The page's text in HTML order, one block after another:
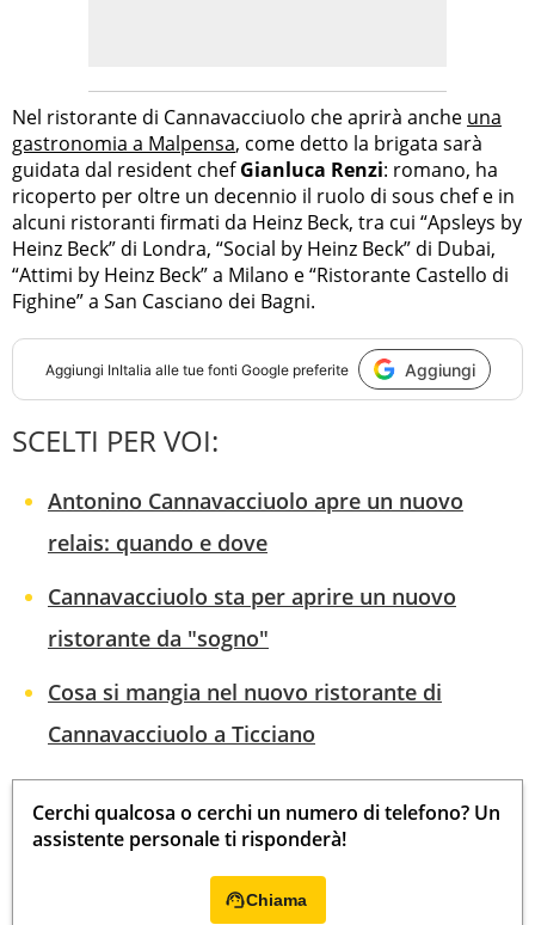
Nel ristorante di Cannavacciuolo che aprirà anche una
gastronomia a Malpensa, come detto la brigata sarà
guidata dal resident chefGianluca Renzi: romano, ha
ricoperto per oltre un decennio il ruolo di sous chef e in
alcuni ristoranti firmati da Heinz Beck, tra cui “Apsleys by
Heinz Beck” di Londra, “Social by Heinz Beck” di Dubai,
“Attimi by Heinz Beck” a Milano e “Ristorante Castello di
Fighine” a San Casciano dei Bagni.
Aggiungi InItalia alle tue fonti Google preferite Aggiungi
SCELTI PER VOI:
Antonino Cannavacciuolo apre un nuovo
relais: quando e dove
Cannavacciuolo sta per aprire un nuovo
ristorante da "sogno"
Cosa si mangia nel nuovo ristorante di
Cannavacciuolo a Ticciano
Cerchi qualcosa o cerchi un numero di telefono? Un
assistente personale ti risponderà!
Chiama